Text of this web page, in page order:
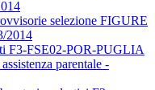
selezione FIGURE
2014
F3-FSE02-POR-PUGLIA
parentale -